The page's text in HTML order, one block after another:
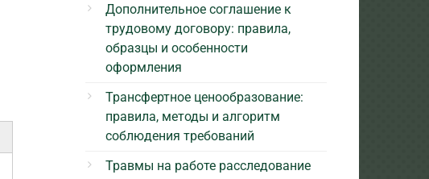
Дополнительное соглашение к
трудовому договору: правила,
образцы и особенности
оформления
Трансфертное ценообразование:
правила, методы и алгоритм
соблюдения требований
Травмы на работе расследование